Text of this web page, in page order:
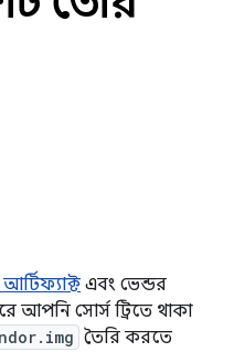
আর্টিফ্যাক্ট এবং ভেন্ডর
আপনি সোর্স ট্রিতে থাকা
তৈরি করতে